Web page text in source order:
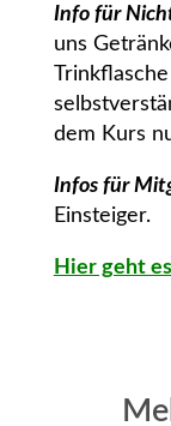
Info für
uns
dem Kurs
Infos für
Einsteiger.
Hier geht